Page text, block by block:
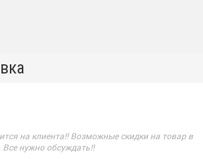
на клиента!! Возможные скидки на товар в
нужно обсуждать!!